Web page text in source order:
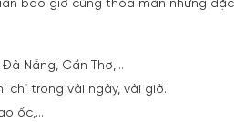
bao giờ cũng thỏa mãn nhưng đặc
Nẵng, Cần Thơ,…
chỉ trong vài ngày, vài giờ.
ốc,…